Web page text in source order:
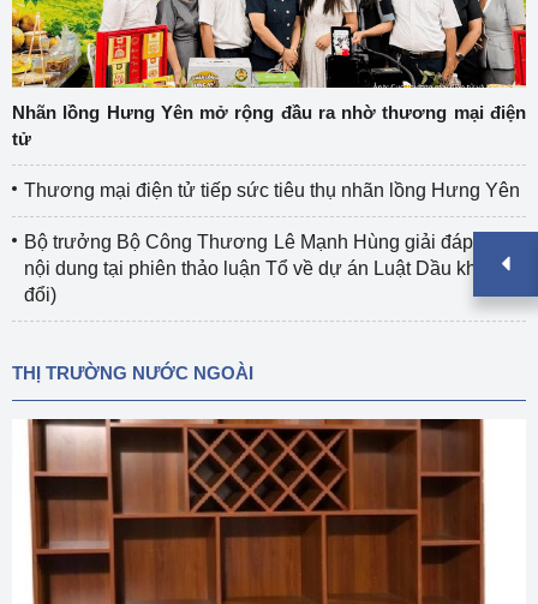
Nhãn lồng Hưng Yên mở rộng đầu ra nhờ thương mại điện
tử
Thương mại điện tử tiếp sức tiêu thụ nhãn lồng Hưng Yên
Bộ trưởng Bộ Công Thương Lê Mạnh Hùng giải đáp nhiều
nội dung tại phiên thảo luận Tổ về dự án Luật Dầu khí (sửa
đổi)
THỊ TRƯỜNG NƯỚC NGOÀI